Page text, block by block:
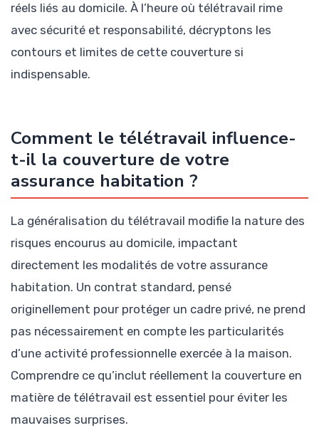
réels liés au domicile. À l’heure où télétravail rime
avec sécurité et responsabilité, décryptons les
contours et limites de cette couverture si
indispensable.
Comment le télétravail influence-
t-il la couverture de votre
assurance habitation ?
La généralisation du télétravail modifie la nature des
risques encourus au domicile, impactant
directement les modalités de votre assurance
habitation. Un contrat standard, pensé
originellement pour protéger un cadre privé, ne prend
pas nécessairement en compte les particularités
d’une activité professionnelle exercée à la maison.
Comprendre ce qu’inclut réellement la couverture en
matière de télétravail est essentiel pour éviter les
mauvaises surprises.